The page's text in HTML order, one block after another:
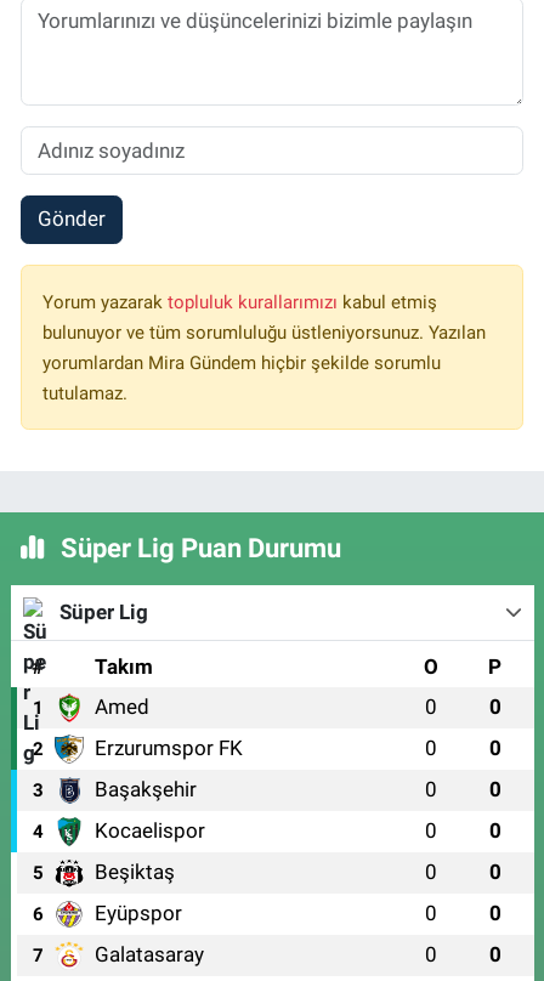
Gönder
Yorum yazarak topluluk kurallarımızı kabul etmiş
bulunuyor ve tüm sorumluluğu üstleniyorsunuz. Yazılan
yorumlardan Mira Gündem hiçbir şekilde sorumlu
tutulamaz.
Süper Lig Puan Durumu
Süper Lig
# Takım O P
1 Amed 0 0
2 Erzurumspor FK 0 0
3 Başakşehir 0 0
4 Kocaelispor 0 0
5 Beşiktaş 0 0
6 Eyüpspor 0 0
7 Galatasaray 0 0